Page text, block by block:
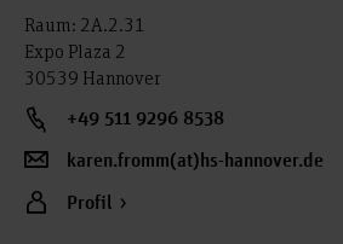
Raum: 2A.2.31
Expo Plaza 2
30539 Hannover
+49 511 9296 8538
karen.fromm(at)hs-hannover.de
Profil